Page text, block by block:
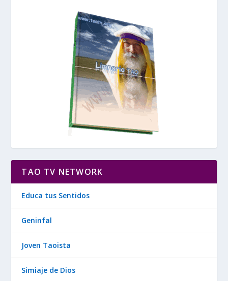
TAO TV NETWORK
Educa tus Sentidos
Geninfal
Joven Taoista
Simiaje de Dios